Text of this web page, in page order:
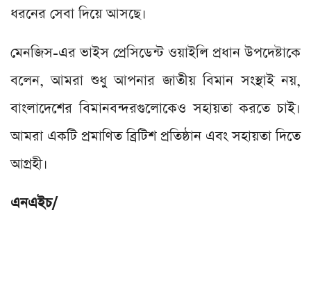
ধরনের সেবা দিয়ে আসছে।
মেনজিস-এর ভাইস প্রেসিডেন্ট ওয়াইলি প্রধান উপদেষ্টাকে
বলেন, আমরা শুধু আপনার জাতীয় বিমান সংস্থাই নয়,
বাংলাদেশের বিমানবন্দরগুলোকেও সহায়তা করতে চাই।
আমরা একটি প্রমাণিত ব্রিটিশ প্রতিষ্ঠান এবং সহায়তা দিতে
আগ্রহী।
এনএইচ/